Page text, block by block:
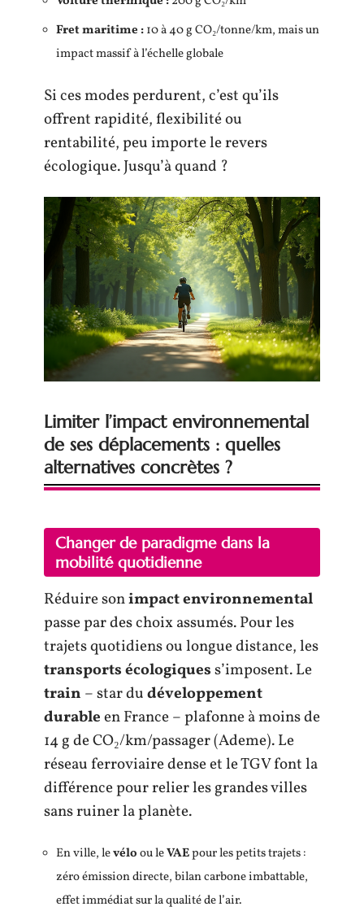
Fret maritime :10 à 40 g CO₂/tonne/km, mais un
impact massif à l’échelle globale
Si ces modes perdurent, c’est qu’ils
offrent rapidité, flexibilité ou
rentabilité, peu importe le revers
écologique. Jusqu’à quand ?
Limiter l’impact environnemental
de ses déplacements : quelles
alternatives concrètes ?
Changer de paradigme dans la
mobilité quotidienne
Réduire sonimpact environnemental
passe par des choix assumés. Pour les
trajets quotidiens ou longue distance, les
transports écologiquess’imposent. Le
train – star dudéveloppement
durableen France – plafonne à moins de
14 g de CO₂/km/passager (Ademe). Le
réseau ferroviaire dense et le TGV font la
différence pour relier les grandes villes
sans ruiner la planète.
En ville, levéloou leVAEpour les petits trajets :
zéro émission directe, bilan carbone imbattable,
effet immédiat sur la qualité de l’air.